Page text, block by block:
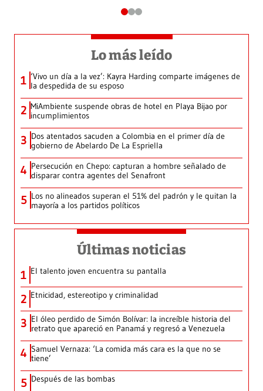
Lo más leído
1 ‘Vivo un día a la vez’: Kayra Harding comparte imágenes de
la despedida de su esposo
2 MiAmbiente suspende obras de hotel en Playa Bijao por
incumplimientos
3 Dos atentados sacuden a Colombia en el primer día de
gobierno de Abelardo De La Espriella
4 Persecución en Chepo: capturan a hombre señalado de
disparar contra agentes del Senafront
5 Los no alineados superan el 51% del padrón y le quitan la
mayoría a los partidos políticos
Últimas noticias
1 El talento joven encuentra su pantalla​
2 Etnicidad, estereotipo y criminalidad
3 El óleo perdido de Simón Bolívar: la increíble historia del
retrato que apareció en Panamá y regresó a Venezuela
4 Samuel Vernaza: ‘La comida más cara es la que no se
tiene’
5 Después de las bombas